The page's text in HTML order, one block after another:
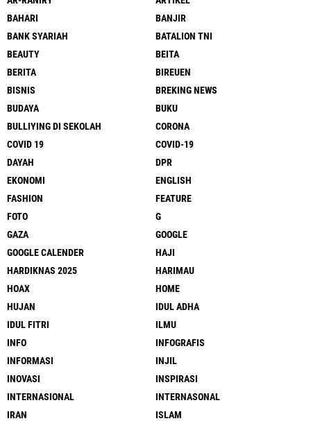
BAHARI
BANJIR
BANK SYARIAH
BATALION TNI
BEAUTY
BEITA
BERITA
BIREUEN
BISNIS
BREKING NEWS
BUDAYA
BUKU
BULLIYING DI SEKOLAH
CORONA
COVID 19
COVID-19
DAYAH
DPR
EKONOMI
ENGLISH
FASHION
FEATURE
FOTO
G
GAZA
GOOGLE
GOOGLE CALENDER
HAJI
HARDIKNAS 2025
HARIMAU
HOAX
HOME
HUJAN
IDUL ADHA
IDUL FITRI
ILMU
INFO
INFOGRAFIS
INFORMASI
INJIL
INOVASI
INSPIRASI
INTERNASIONAL
INTERNASONAL
IRAN
ISLAM